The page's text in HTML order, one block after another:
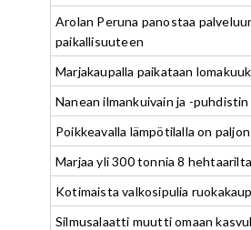
Arolan Peruna panostaa
paikallisuuteen
Marjakaupalla paikataan
Nanean ilmankuivain ja -
Poikkeavalla lämpötilalla on
Marjaa yli 300 tonnia 8 hehtaarilta
Kotimaista valkosipulia
Silmusalaatti muutti omaan